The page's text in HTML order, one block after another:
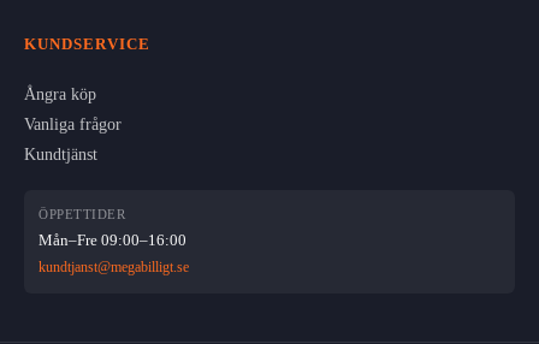
KUNDSERVICE
Ångra köp
Vanliga frågor
Kundtjänst
ÖPPETTIDER
Mån–Fre 09:00–16:00
kundtjanst@megabilligt.se